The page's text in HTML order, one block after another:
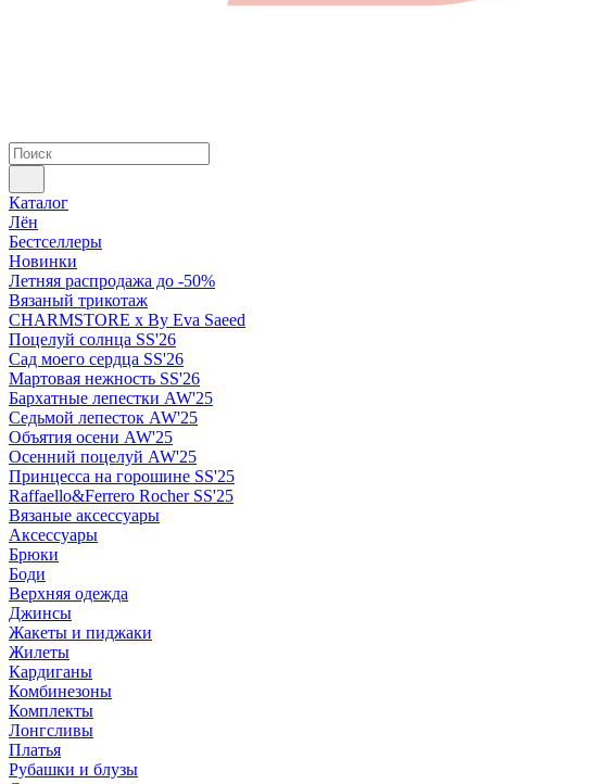
Каталог
Лён
Бестселлеры
Новинки
Летняя распродажа до -50%
Вязаный трикотаж
CHARMSTORE х By Eva Saeed
Поцелуй солнца SS'26
Сад моего сердца SS'26
Мартовая нежность SS'26
Бархатные лепестки AW'25
Седьмой лепесток AW'25
Объятия осени AW'25
Осенний поцелуй AW'25
Принцесса на горошине SS'25
Raffaello&Ferrero Rocher SS'25
Вязаные аксессуары
Аксессуары
Брюки
Боди
Верхняя одежда
Джинсы
Жакеты и пиджаки
Жилеты
Кардиганы
Комбинезоны
Комплекты
Лонгсливы
Платья
Рубашки и блузы